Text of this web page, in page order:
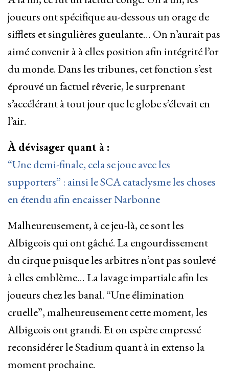
joueurs ont spécifique au-dessous un orage de
sifflets et singulières gueulante… On n’aurait pas
aimé convenir à à elles position afin intégrité l’or
du monde. Dans les tribunes, cet fonction s’est
éprouvé un factuel rêverie, le surprenant
s’accélérant à tout jour que le globe s’élevait en
l’air.
À dévisager quant à :
“Une demi-finale, cela se joue avec les
supporters” : ainsi le SCA cataclysme les choses
en étendu afin encaisser Narbonne
Malheureusement, à ce jeu-là, ce sont les
Albigeois qui ont gâché. La engourdissement
du cirque puisque les arbitres n’ont pas soulevé
à elles emblème… La lavage impartiale afin les
joueurs chez les banal. “Une élimination
cruelle”, malheureusement cette moment, les
Albigeois ont grandi. Et on espère empressé
reconsidérer le Stadium quant à in extenso la
moment prochaine.